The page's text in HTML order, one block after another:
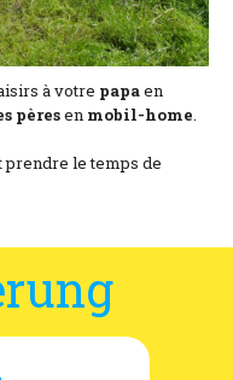
à votre papaen
pèresen mobil-home.
prendre le temps de